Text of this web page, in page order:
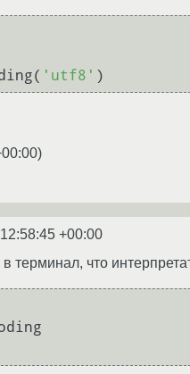
'utf8'
)
+00:00
терминал, что